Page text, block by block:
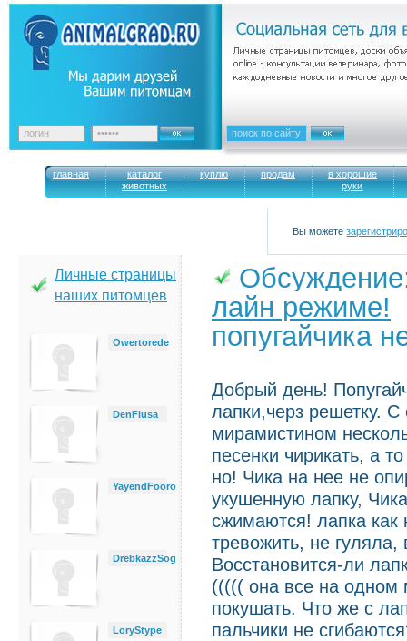
главная
каталог
животных
куплю продам
в хорошие
руки
Вы можете
Личные страницы
наших питомцев
Owertorede
DenFlusa
YayendFooro
DrebkazzSog
LoryStype
лайн режиме!
попугайчика
Добрый день!
лапки,черз решетку. С
мирамистином
песенки чирикать, а
но! Чика на нее не
укушенную лапку,
сжимаются! лапка как
тревожить, не гуляла,
Восстановится-ли
((((( она все на одном
покушать. Что же с
пальчики не